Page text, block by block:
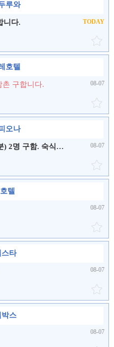
루와
니다. TODAY
호텔
구합니다. 08-07
오나
신촌피오나 베팅 (청소잘하는분) 2명 구함. 숙식제공 월4회휴무 08-07
텔
08-07
스타
08-07
박스
08-07